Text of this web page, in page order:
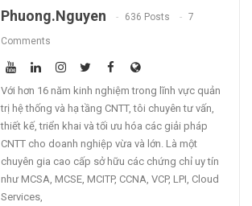
Phuong.nguyen 636 Posts 7
Comments
Với hơn 16 năm kinh nghiệm trong lĩnh vực quản
trị hệ thống và hạ tầng CNTT, tôi chuyên tư vấn,
thiết kế, triển khai và tối ưu hóa các giải pháp
CNTT cho doanh nghiệp vừa và lớn. Là một
chuyên gia cao cấp sở hữu các chứng chỉ uy tín
như MCSA, MCSE, MCITP, CCNA, VCP, LPI, Cloud
Services,